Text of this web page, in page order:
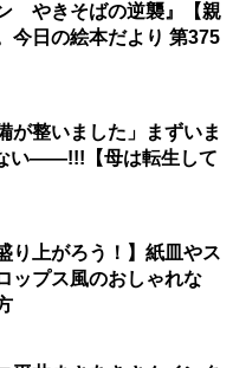
やきそばの逆襲』【親
今日の絵本だより 第375
が整いました」まずいま
い――!!!【母は転生して
り上がろう！】紙皿やス
ップス風のおしゃれな